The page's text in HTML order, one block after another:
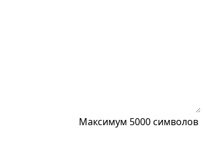
Максимум 5000 символов